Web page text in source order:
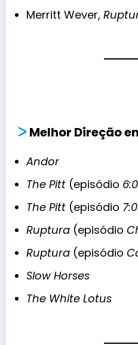
Merritt Wever,
ᐳMelhor Direção
Andor
The Pitt(episódio
The Pitt(episódio
Ruptura(episódio
Ruptura(episódio
Slow Horses
The White Lotus